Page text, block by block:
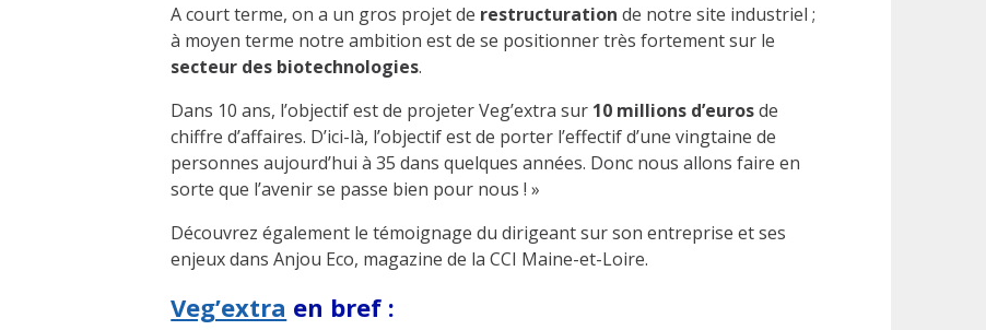
A court terme, on a un gros projet de restructuration de notre site industriel ;
à moyen terme notre ambition est de se positionner très fortement sur le
secteur des biotechnologies.
Dans 10 ans, l’objectif est de projeter Veg’extra sur 10 millions d’eurosde
chiffre d’affaires. D’ici-là, l’objectif est de porter l’effectif d’une vingtaine de
personnes aujourd’hui à 35 dans quelques années. Donc nous allons faire en
sorte que l’avenir se passe bien pour nous ! »
Découvrez également le témoignage du dirigeant sur son entreprise et ses
enjeux dans Anjou Eco, magazine de la CCI Maine-et-Loire.
Veg’extra en bref :